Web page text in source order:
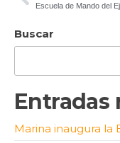
Buscar
Entradas
Marina inaugura la